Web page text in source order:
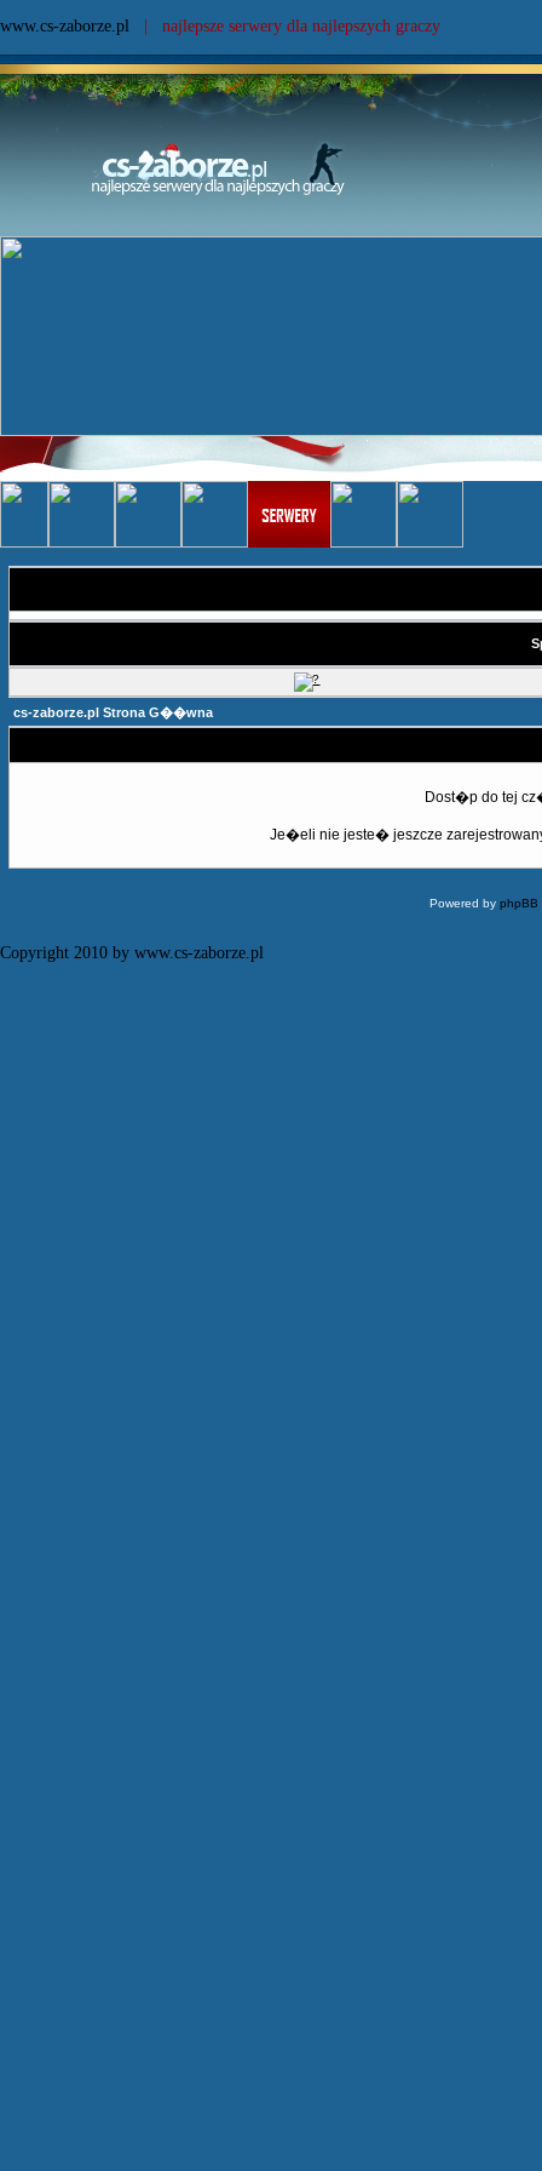
www.cs-zaborze.pl | najlepsze serwery dla najlepszych graczy
cs-zaborze.pl Strona G��wna
Dost�p do tej
Je�eli nie jeste� jeszcze
Powered byphpBB
Copyright 2010 by www.cs-zaborze.pl